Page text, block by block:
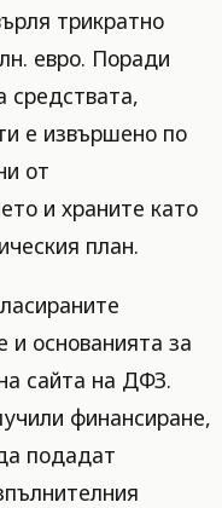
трикратно
евро. Поради
средствата,
е извършено по
от
и храните като
план.
основанията за
сайта на ДФЗ.
финансиране,
подадат